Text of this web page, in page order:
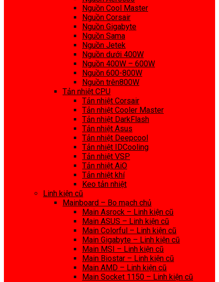
Nguồn Cool Master
Nguồn Corsair
Nguồn Gigabyte
Nguồn Sama
Nguồn Jetek
Nguồn dưới 400W
Nguồn 400W – 600W
Nguồn 600-800W
Nguồn trên800W
Tản nhiệt CPU
Tản nhiệt Corsair
Tản nhiệt Cooler Master
Tản nhiệt DarkFlash
Tản nhiệt Asus
Tản nhiệt Deepcool
Tản nhiệt IDCooling
Tản nhiệt VSP
Tản nhiệt AiO
Tản nhiệt khí
Keo tản nhiệt
Linh kiện cũ
Mainboard – Bo mạch chủ
Main Asrock – Linh kiện cũ
Main ASUS – Linh kiện cũ
Main Colorful – Linh kiện cũ
Main Gigabyte – Linh kiện cũ
Main MSI – Linh kiện cũ
Main Biostar – Linh kiện cũ
Main AMD – Linh kiện cũ
Main Socket 1150 – Linh kiện cũ